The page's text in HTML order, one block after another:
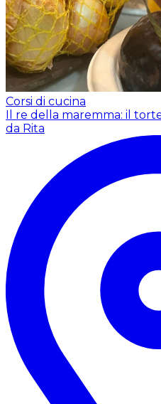
Corsi di cucina
Il re della maremma: il
da Rita